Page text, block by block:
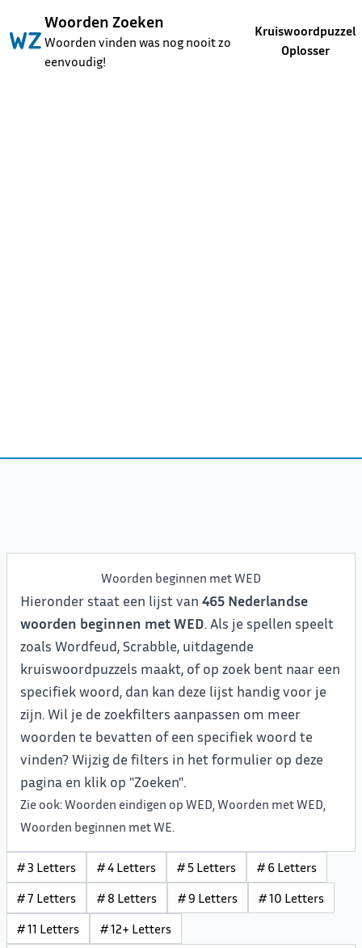
Woorden Zoeken
Woorden vinden was nog nooit zo
eenvoudig!
Kruiswoordpuzzel
Oplosser
Woorden beginnen met WED
Hieronder staat een lijst van 465 Nederlandse
woorden beginnen met WED. Als je spellen speelt
zoals Wordfeud, Scrabble, uitdagende
kruiswoordpuzzels maakt, of op zoek bent naar een
specifiek woord, dan kan deze lijst handig voor je
zijn. Wil je de zoekfilters aanpassen om meer
woorden te bevatten of een specifiek woord te
vinden? Wijzig de filters in het formulier op deze
pagina en klik op "Zoeken".
Zie ook:Woorden eindigen op WED,Woorden met WED,
Woorden beginnen met WE.
# 3 Letters # 4 Letters # 5 Letters
# 6 Letters
# 7 Letters
# 8 Letters # 9 Letters
# 10 Letters
# 11 Letters
# 12+ Letters